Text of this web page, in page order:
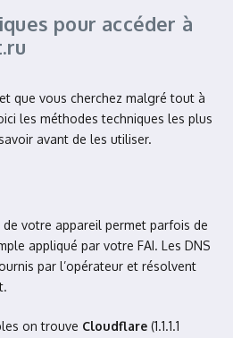
pour accéder à
que vous cherchez malgré tout à
les méthodes techniques les plus
avant de les utiliser.
votre appareil permet parfois de
appliqué par votre FAI. Les DNS
par l’opérateur et résolvent
on trouve Cloudflare (1.1.1.1